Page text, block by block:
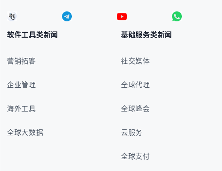
软件工具类新闻
营销拓客
企业管理
海外工具
全球大数据
基础服务类新闻
社交媒体
全球代理
全球峰会
云服务
全球支付